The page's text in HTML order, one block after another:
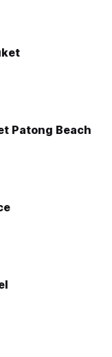
Patong Beach